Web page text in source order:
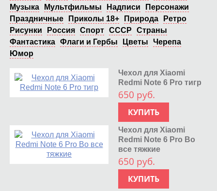
Музыка
Мультфильмы Надписи
Персонажи
Праздничные
Приколы 18+ Природа
Ретро
Рисунки
Россия Спорт СССР
Страны
Фантастика Флаги и Гербы Цветы
Черепа
Юмор
Чехол для Xiaomi
Redmi Note 6 Pro тигр
650 руб.
КУПИТЬ
Чехол для Xiaomi
Redmi Note 6 Pro Во
все тяжкие
650 руб.
КУПИТЬ